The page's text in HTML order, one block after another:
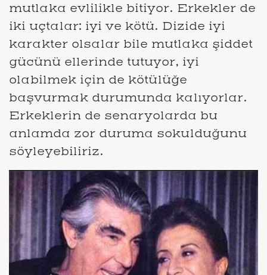
mutlaka evlilikle bitiyor. Erkekler de
iki uçtalar: iyi ve kötü. Dizide iyi
karakter olsalar bile mutlaka şiddet
gücünü ellerinde tutuyor, iyi
olabilmek için de kötülüğe
başvurmak durumunda kalıyorlar.
Erkeklerin de senaryolarda bu
anlamda zor duruma sokulduğunu
söyleyebiliriz.